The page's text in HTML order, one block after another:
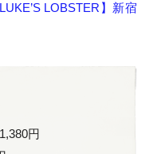
LOBSTER】新宿
円